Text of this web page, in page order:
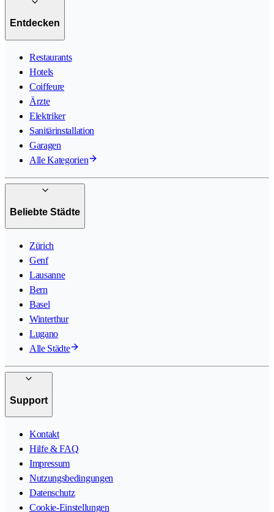
Entdecken
Restaurants
Hotels
Coiffeure
Ärzte
Elektriker
Sanitärinstallation
Garagen
Alle Kategorien
Beliebte Städte
Zürich
Genf
Lausanne
Bern
Basel
Winterthur
Lugano
Alle Städte
Support
Kontakt
Hilfe & FAQ
Impressum
Nutzungsbedingungen
Datenschutz
Cookie-Einstellungen